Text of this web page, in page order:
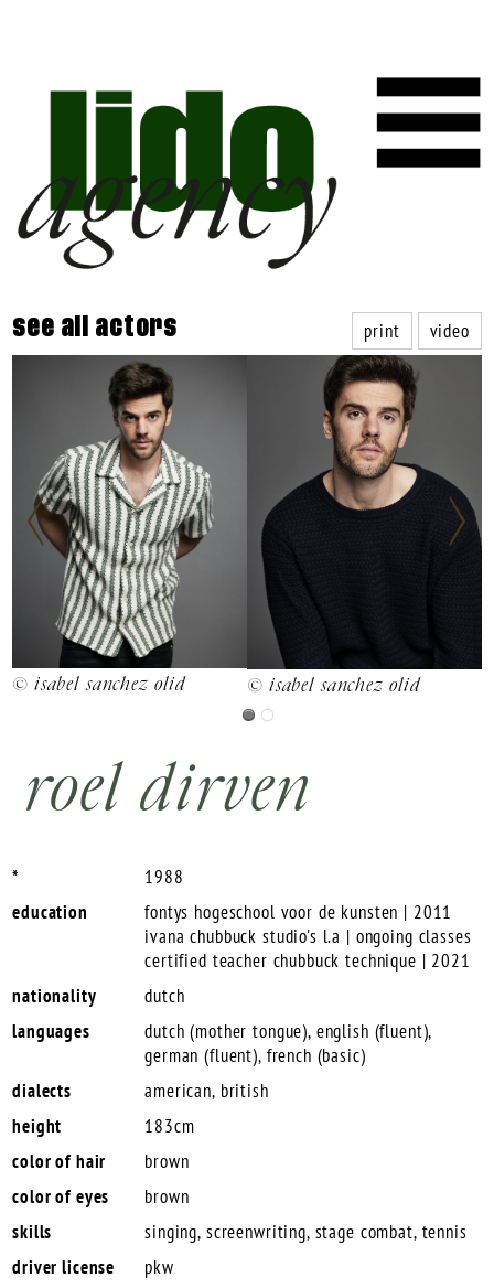
print video
© isabel sanchez olid © isabel sanchez olid
roel dirven
*
1988
education
fontys hogeschool voor de kunsten | 2011
ivana chubbuck studio's l.a | ongoing classes
certified teacher chubbuck technique | 2021
nationality
dutch
languages
dutch (mother tongue), english (fluent),
german (fluent), french (basic)
dialects
american, british
height
183cm
color of hair
brown
color of eyes
brown
skills
singing, screenwriting, stage combat, tennis
driver license
pkw